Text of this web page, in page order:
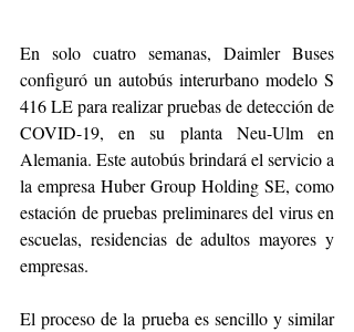
En solo cuatro semanas, Daimler Buses
configuró un autobús interurbano modelo S
416 LE para realizar pruebas de detección de
COVID-19, en su planta Neu-Ulm en
Alemania. Este autobús brindará el servicio a
la empresa Huber Group Holding SE, como
estación de pruebas preliminares del virus en
escuelas, residencias de adultos mayores y
empresas.
El proceso de la prueba es sencillo y similar